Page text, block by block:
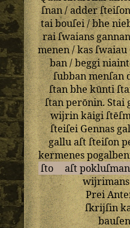
ſnan/adderſteiſon
taibouſei/bhe
raiſwaians
menen/kasſwaiau
ban/beggi
ſubbanmenſan
ſtanbhekūnti
ſtanperōnin.Stai
wijrinkāigi
ſteiſei Gennas
galluaſt ſteiſon
kermenes
ſto
aſt pokluſman
wijrimans
Prei
ſkrijſin